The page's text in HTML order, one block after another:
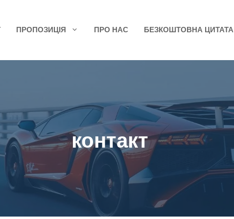
ПРОПОЗИЦІЯ ПРО НАС БЕЗКОШТОВНА ЦИТАТА
контакт